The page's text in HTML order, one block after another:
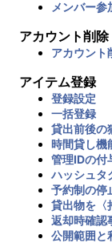
メンバー参
アカウント削除
アカウント
アイテム登録
登録設定
一括登録
貸出前後の
時間貸し機
管理IDの付
ハッシュタ
予約制の停
貸出物を〈
返却時確認
公開範囲と